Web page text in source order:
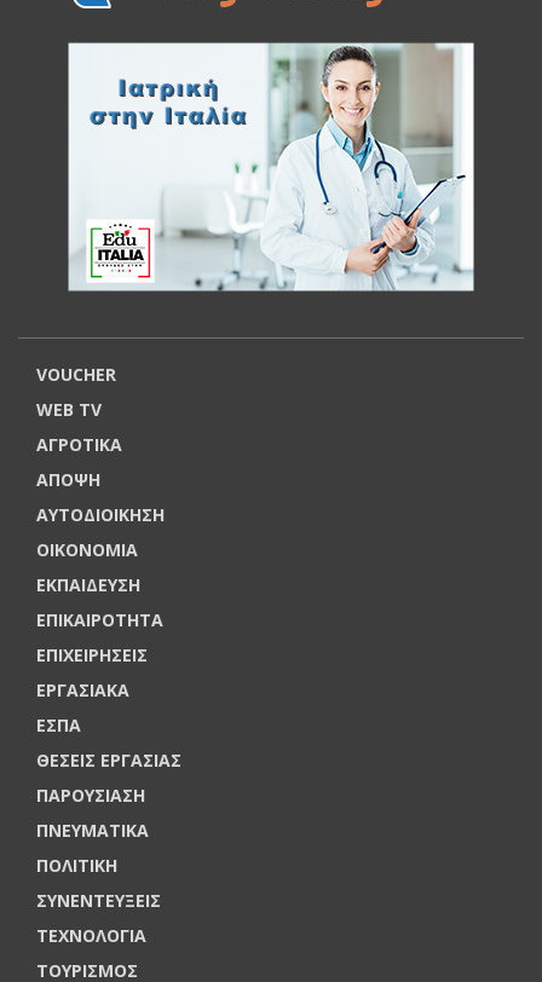
VOUCHER
WEB TV
ΑΓΡΟΤΙΚΑ
ΑΠΟΨΗ
ΑΥΤΟΔΙΟΙΚΗΣΗ
ΟΙΚΟΝΟΜΙΑ
ΕΚΠΑΙΔΕΥΣΗ
ΕΠΙΚΑΙΡΟΤΗΤΑ
ΕΠΙΧΕΙΡΗΣΕΙΣ
ΕΡΓΑΣΙΑΚΑ
ΕΣΠΑ
ΘΕΣΕΙΣ ΕΡΓΑΣΙΑΣ
ΠΑΡΟΥΣΙΑΣΗ
ΠΝΕΥΜΑΤΙΚΑ
ΠΟΛΙΤΙΚΗ
ΣΥΝΕΝΤΕΥΞΕΙΣ
ΤΕΧΝΟΛΟΓΙΑ
ΤΟΥΡΙΣΜΟΣ